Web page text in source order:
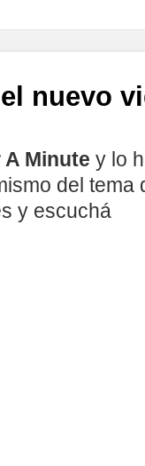
nuevo
Minute y lo
del tema
y escuchá